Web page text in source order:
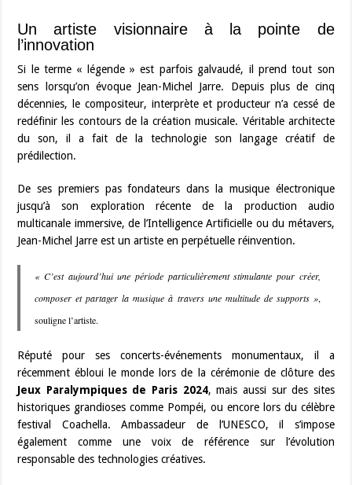
Un artiste visionnaire à la pointe de
l’innovation
Si le terme « légende » est parfois galvaudé, il prend tout son
sens lorsqu’on évoque Jean-Michel Jarre. Depuis plus de cinq
décennies, le compositeur, interprète et producteur n’a cessé de
redéfinir les contours de la création musicale. Véritable architecte
du son, il a fait de la technologie son langage créatif de
prédilection.
De ses premiers pas fondateurs dans la musique électronique
jusqu’à son exploration récente de la production audio
multicanale immersive, de l’Intelligence Artificielle ou du métavers,
Jean-Michel Jarre est un artiste en perpétuelle réinvention.
« C’est aujourd’hui une période particulièrement stimulante pour créer,
composer et partager la musique à travers une multitude de supports »,
souligne l’artiste.
Réputé pour ses concerts-événements monumentaux, il a
récemment ébloui le monde lors de la cérémonie de clôture des
Jeux Paralympiques de Paris 2024, mais aussi sur des sites
historiques grandioses comme Pompéi, ou encore lors du célèbre
festival Coachella. Ambassadeur de l’UNESCO, il s’impose
également comme une voix de référence sur l’évolution
responsable des technologies créatives.